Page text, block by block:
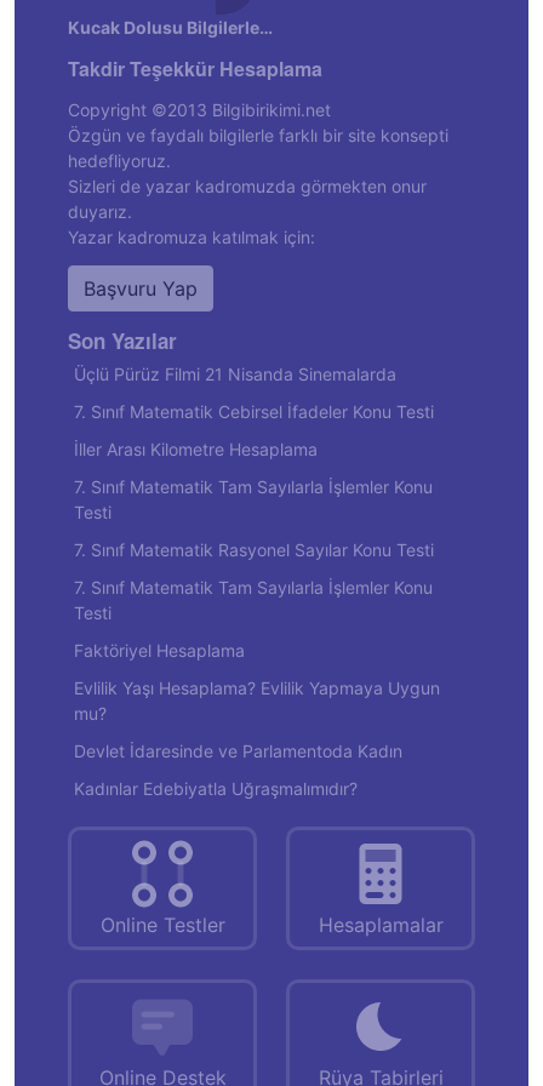
Kucak Dolusu Bilgilerle…
Takdir Teşekkür Hesaplama
Copyright ©2013 Bilgibirikimi.net
Özgün ve faydalı bilgilerle farklı bir site konsepti
hedefliyoruz.
Sizleri de yazar kadromuzda görmekten onur
duyarız.
Yazar kadromuza katılmak için:
Başvuru Yap
Son Yazılar
Üçlü Pürüz Filmi 21 Nisanda Sinemalarda
7. Sınıf Matematik Cebirsel İfadeler Konu Testi
İller Arası Kilometre Hesaplama
7. Sınıf Matematik Tam Sayılarla İşlemler Konu
Testi
7. Sınıf Matematik Rasyonel Sayılar Konu Testi
7. Sınıf Matematik Tam Sayılarla İşlemler Konu
Testi
Faktöriyel Hesaplama
Evlilik Yaşı Hesaplama? Evlilik Yapmaya Uygun
mu?
Devlet İdaresinde ve Parlamentoda Kadın
Kadınlar Edebiyatla Uğraşmalımıdır?
Online Testler Hesaplamalar
Online Destek Rüya Tabirleri